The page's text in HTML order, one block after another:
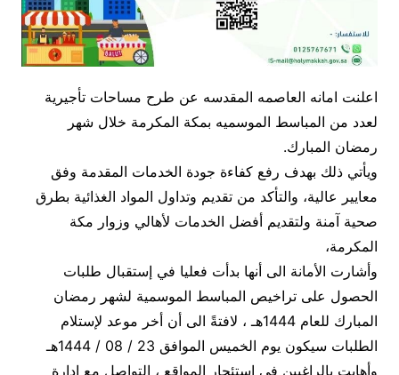
اعلنت امانه العاصمه المقدسه عن طرح مساحات تأجيرية
لعدد من المباسط الموسميه بمكة المكرمة خلال شهر
رمضان المبارك.
ويأتي ذلك بهدف رفع كفاءة جودة الخدمات المقدمة وفق
معايير عالية، والتأكد من تقديم وتداول المواد الغذائية بطرق
صحية آمنة ولتقديم أفضل الخدمات لأهالي وزوار مكة
المكرمة،
وأشارت الأمانة الى أنها بدأت فعليا في إستقبال طلبات
الحصول على تراخيص المباسط الموسمية لشهر رمضان
المبارك للعام 1444هـ ، لافتةً الى أن أخر موعد لإستلام
الطلبات سيكون يوم الخميس الموافق 23 / 08 / 1444هـ
وأهابت بالراغبين في استئجار المواقع ، التواصل مع إدارة